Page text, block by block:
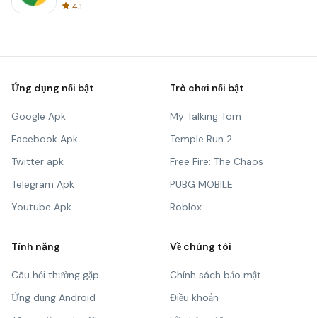
4.1
Ứng dụng nổi bật
Google Apk
Facebook Apk
Twitter apk
Telegram Apk
Youtube Apk
Trò chơi nổi bật
My Talking Tom
Temple Run 2
Free Fire: The Chaos
PUBG MOBILE
Roblox
Tính năng
Câu hỏi thường gặp
Ứng dụng Android
Về chúng tôi
Chính sách bảo mật
Điều khoản